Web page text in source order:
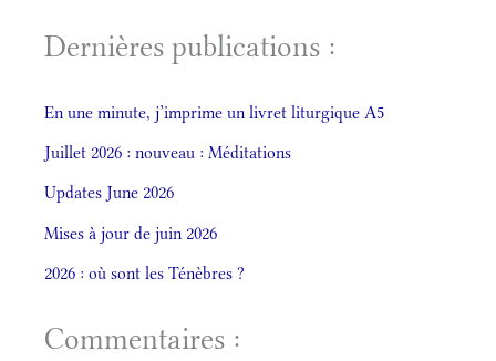
Dernières publications :
En une minute, j’imprime un livret liturgique A5
Juillet 2026 : nouveau : Méditations
Updates June 2026
Mises à jour de juin 2026
2026 : où sont les Ténèbres ?
Commentaires :